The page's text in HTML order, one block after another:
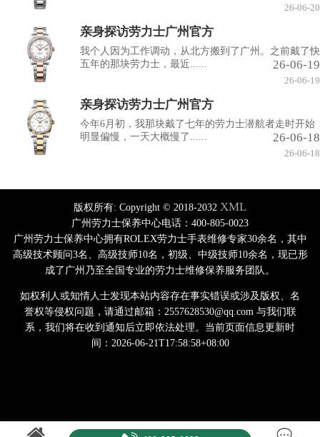
26-06-20
亲身探访劳力士广州官方
我个人因为工作调动，从北方搬到了广州。之前戴了快
五年的那块劳力士，最近......
26-06-19
26-06-19
亲身探访劳力士广州官方
今年6月初，我那块戴了七年的劳力士潜航者走时开始
明显偏慢，一天大概慢了......
26-06-18
26-06-18
版权所有: Copyright © 2018-2032 XML
广州劳力士保养中心电话：400-805-0023
广州劳力士保养中心拥有ROLEX劳力士手表维修专家30余名，其中
高级技术顾问3名、高级技师10名，初级、中级技师10余名，现已形
成了广州乃至全国专业的劳力士维修保养服务团队。
如权利人或知情人士发现本站内容存在事实错误或涉及版权、名
誉权等侵权问题，请通过邮箱：2557628530@qq.com 与我们联
系，我们将在收到通知后立即依法处理。当前页面信息更新时
间：2026-06-21T17:58:58+08:00